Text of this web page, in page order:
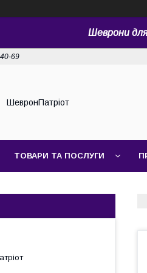
Шеврони для
69
ШевронПатріот
ТОВАРИ ТА ПОСЛУГИ